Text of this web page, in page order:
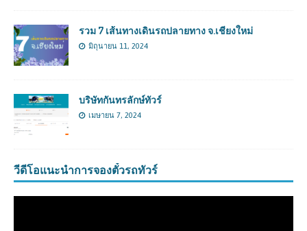
รวม 7 เส้นทางเดินรถปลายทาง จ.เชียงใหม่
มิถุนายน 11, 2024
บริษัทกันทรลักษ์ทัวร์
เมษายน 7, 2024
วีดีโอแนะนำการจองตั๋วรถทัวร์